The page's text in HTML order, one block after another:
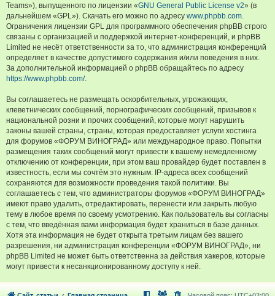
Teams»), выпущенного по лицензии «GNU General Public License v2» (в
дальнейшем «GPL»). Скачать его можно по адресу www.phpbb.com.
Ограничения лицензии GPL для программного обеспечения phpBB строго
связаны с организацией и поддержкой интернет-конференций, и phpBB
Limited не несёт ответственности за то, что администрация конференций
определяет в качестве допустимого содержания и/или поведения в них.
За дополнительной информацией о phpBB обращайтесь по адресу
https://www.phpbb.com/.
Вы соглашаетесь не размещать оскорбительных, угрожающих,
клеветнических сообщений, порнографических сообщений, призывов к
национальной розни и прочих сообщений, которые могут нарушить
законы вашей страны, страны, которая предоставляет услуги хостинга
для форумов «ФОРУМ ВИНОГРАД» или международное право. Попытки
размещения таких сообщений могут привести к вашему немедленному
отключению от конференции, при этом ваш провайдер будет поставлен в
известность, если мы сочтём это нужным. IP-адреса всех сообщений
сохраняются для возможности проведения такой политики. Вы
соглашаетесь с тем, что администраторы форумов «ФОРУМ ВИНОГРАД»
имеют право удалить, отредактировать, перенести или закрыть любую
тему в любое время по своему усмотрению. Как пользователь вы согласны
с тем, что введённая вами информация будет храниться в базе данных.
Хотя эта информация не будет открыта третьим лицам без вашего
разрешения, ни администрация конференции «ФОРУМ ВИНОГРАД», ни
phpBB Limited не может быть ответственна за действия хакеров, которые
могут привести к несанкционированному доступу к ней.